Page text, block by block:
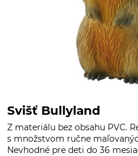
Svišť Bullyland
Z materiálu bez obsahu PVC.
s množstvom ručne
Nevhodné pre deti do 36